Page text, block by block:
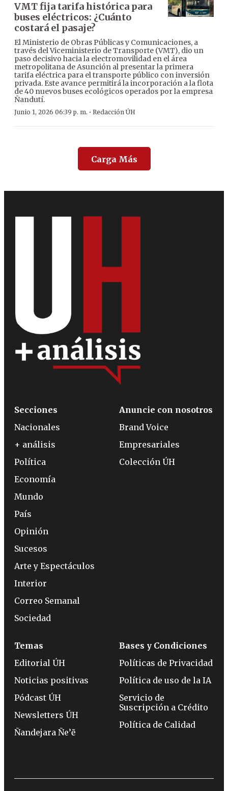
VMT fija tarifa histórica para
buses eléctricos: ¿Cuánto
costará el pasaje?
El Ministerio de Obras Públicas y Comunicaciones, a
través del Viceministerio de Transporte (VMT), dio un
paso decisivo hacia la electromovilidad en el área
metropolitana de Asunción al presentar la primera
tarifa eléctrica para el transporte público con inversión
privada. Este avance permitirá la incorporación a la flota
de 40 nuevos buses ecológicos operados por la empresa
Ñandutí.
Junio 1, 2026 06:39 p. m. · Redacción ÚH
Carga Más
Secciones
Nacionales
+ análisis
Política
Economía
Mundo
País
Opinión
Sucesos
Arte y Espectáculos
Interior
Correo Semanal
Sociedad
Anuncie con nosotros
Brand Voice
Empresariales
Colección ÚH
Temas
Editorial ÚH
Noticias positivas
Pódcast ÚH
Newsletters ÚH
Ñandejara Ñe’ẽ
Bases y Condiciones
Políticas de Privacidad
Política de uso de la IA
Servicio de
Suscripción a Crédito
Política de Calidad